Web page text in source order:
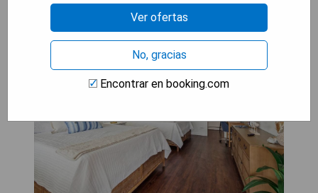
Workspace 4K Tv
Ver ofertas
No, gracias
Encontrar en booking.com